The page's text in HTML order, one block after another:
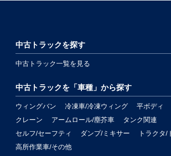
中古トラックを探す
中古トラック一覧を見る
中古トラックを「車種」から探す
ウィングバン 冷凍車/冷凍ウィング
平ボディ
クレーン
アームロール/塵芥車
タンク関連
セルフ/セーフティ
ダンプ/ミキサー
トラクタ/
高所作業車/その他